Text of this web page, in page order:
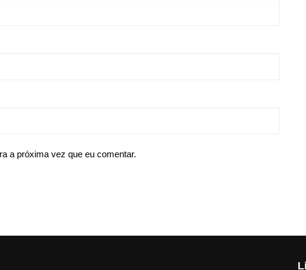
a próxima vez que eu comentar.